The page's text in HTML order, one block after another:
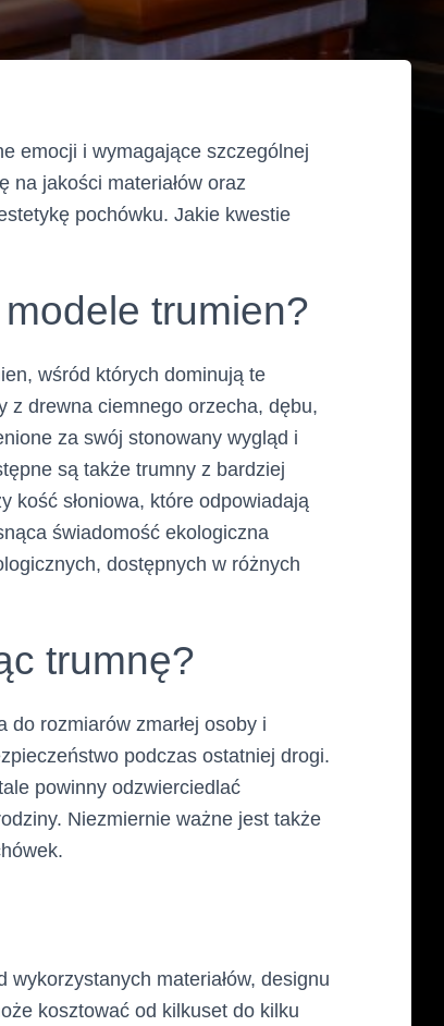
emocji i wymagające szczególnej
na jakości materiałów oraz
pochówku. Jakie kwestie
trumien?
wśród których dominują te
z drewna ciemnego orzecha, dębu,
za swój stonowany wygląd i
są także trumny z bardziej
kość słoniowa, które odpowiadają
świadomość ekologiczna
dostępnych w różnych
trumnę?
do rozmiarów zmarłej osoby i
podczas ostatniej drogi.
powinny odzwierciedlać
Niezmiernie ważne jest także
materiałów, designu
kosztować od kilkuset do kilku